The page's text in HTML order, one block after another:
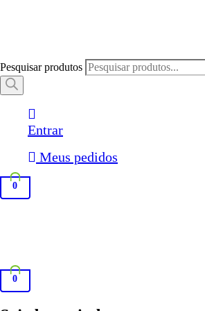
Pesquisar produtos
Entrar
Meus pedidos
0
0